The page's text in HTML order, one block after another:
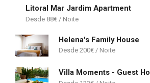
Litoral Mar Jardim Apartment
88€
Helena's Family House
200€
Villa Moments - Guest